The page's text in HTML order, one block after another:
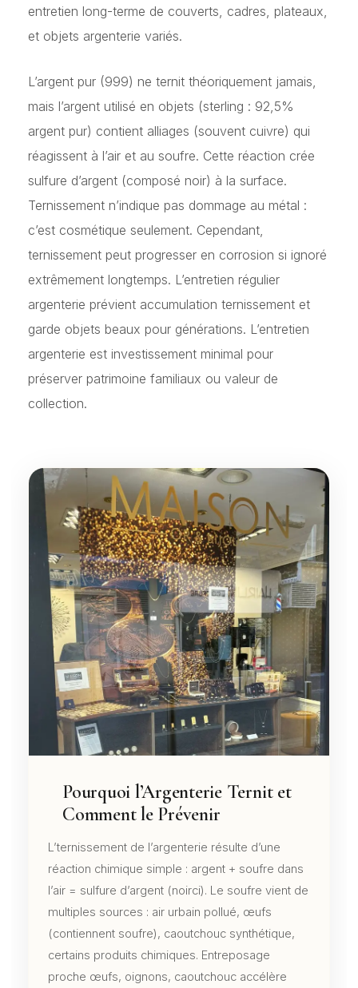
entretien long-terme de couverts, cadres, plateaux,
et objets argenterie variés.
L’argent pur (999) ne ternit théoriquement jamais,
mais l’argent utilisé en objets (sterling : 92,5%
argent pur) contient alliages (souvent cuivre) qui
réagissent à l’air et au soufre. Cette réaction crée
sulfure d’argent (composé noir) à la surface.
Ternissement n’indique pas dommage au métal :
c’est cosmétique seulement. Cependant,
ternissement peut progresser en corrosion si ignoré
extrêmement longtemps. L’entretien régulier
argenterie prévient accumulation ternissement et
garde objets beaux pour générations. L’entretien
argenterie est investissement minimal pour
préserver patrimoine familiaux ou valeur de
collection.
Pourquoi l’Argenterie Ternit et
Comment le Prévenir
L’ternissement de l’argenterie résulte d’une
réaction chimique simple : argent + soufre dans
l’air = sulfure d’argent (noirci). Le soufre vient de
multiples sources : air urbain pollué, œufs
(contiennent soufre), caoutchouc synthétique,
certains produits chimiques. Entreposage
proche œufs, oignons, caoutchouc accélère